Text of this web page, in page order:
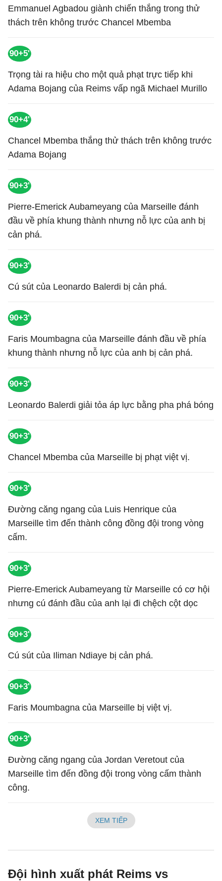
Emmanuel Agbadou giành chiến thắng trong thử
thách trên không trước Chancel Mbemba
90+5'
Trọng tài ra hiệu cho một quả phạt trực tiếp khi
Adama Bojang của Reims vấp ngã Michael Murillo
90+4'
Chancel Mbemba thắng thử thách trên không trước
Adama Bojang
90+3'
Pierre-Emerick Aubameyang của Marseille đánh
đầu về phía khung thành nhưng nỗ lực của anh bị
cản phá.
90+3'
Cú sút của Leonardo Balerdi bị cản phá.
90+3'
Faris Moumbagna của Marseille đánh đầu về phía
khung thành nhưng nỗ lực của anh bị cản phá.
90+3'
Leonardo Balerdi giải tỏa áp lực bằng pha phá bóng
90+3'
Chancel Mbemba của Marseille bị phạt việt vị.
90+3'
Đường căng ngang của Luis Henrique của
Marseille tìm đến thành công đồng đội trong vòng
cấm.
90+3'
Pierre-Emerick Aubameyang từ Marseille có cơ hội
nhưng cú đánh đầu của anh lại đi chệch cột dọc
90+3'
Cú sút của Iliman Ndiaye bị cản phá.
90+3'
Faris Moumbagna của Marseille bị việt vị.
90+3'
Đường căng ngang của Jordan Veretout của
Marseille tìm đến đồng đội trong vòng cấm thành
công.
XEM TIẾP
Đội hình xuất phát Reims vs